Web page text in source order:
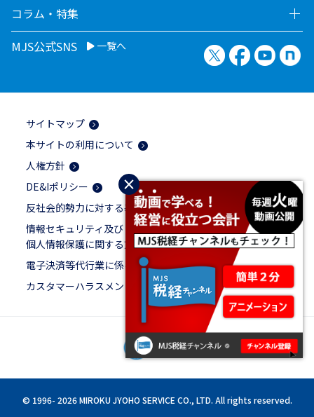
×
コラム・特集
MJS公式SNS
一覧へ X（旧Twitter）
Facebook
サイトマップ
本サイトの利用について
人権方針
DE&Iポリシー
反社会的勢力に対する基本方針
情報セキュリティ及び
個人情報保護に関する方針
電子決済等代行業に係る表示
カスタマーハラスメントに対する基本方針
© 1996- 2026 MIROKU JYOHO SERVICE CO., LTD. All rights reserved.